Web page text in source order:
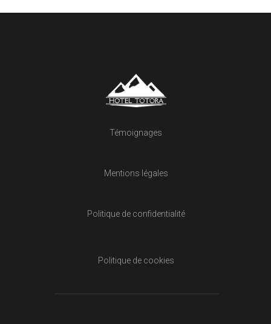
Témoignages
Mentions légales
Politique de confidentialité
Politique de cookies